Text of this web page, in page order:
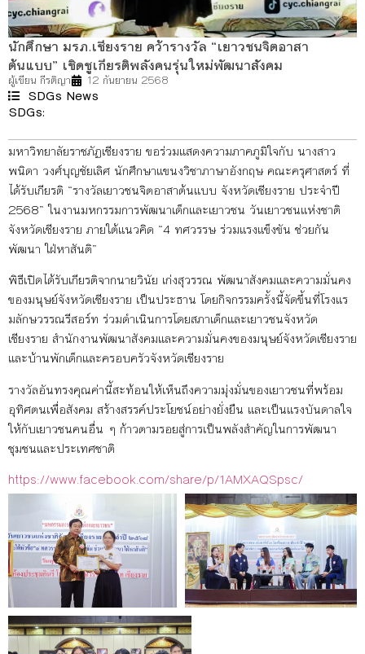
นักศึกษา มรภ.เชียงราย คว้ารางวัล “เยาวชนจิตอาสา
ต้นแบบ” เชิดชูเกียรติพลังคนรุ่นใหม่พัฒนาสังคม
ผู้เขียน กีรติญา 12 กันยายน 2568
SDGs News
SDGs:
มหาวิทยาลัยราชภัฏเชียงราย ขอร่วมแสดงความภาคภูมิใจกับ นางสาว
พนิดา วงศ์บุญชัยเลิศ นักศึกษาแขนงวิชาภาษาอังกฤษ คณะครุศาสตร์ ที่
ได้รับเกียรติ “รางวัลเยาวชนจิตอาสาต้นแบบ จังหวัดเชียงราย ประจำปี
2568” ในงานมหกรรมการพัฒนาเด็กและเยาวชน วันเยาวชนแห่งชาติ
จังหวัดเชียงราย ภายใต้แนวคิด “4 ทศวรรษ ร่วมแรงแข็งขัน ช่วยกัน
พัฒนา ใฝ่หาสันติ”
พิธีเปิดได้รับเกียรติจากนายวินัย เก่งสุวรรณ พัฒนาสังคมและความมั่นคง
ของมนุษย์จังหวัดเชียงราย เป็นประธาน โดยกิจกรรมครั้งนี้จัดขึ้นที่โรงแร
มลักษวรรณรีสอร์ท ร่วมดำเนินการโดยสภาเด็กและเยาวชนจังหวัด
เชียงราย สำนักงานพัฒนาสังคมและความมั่นคงของมนุษย์จังหวัดเชียงราย
และบ้านพักเด็กและครอบครัวจังหวัดเชียงราย
รางวัลอันทรงคุณค่านี้สะท้อนให้เห็นถึงความมุ่งมั่นของเยาวชนที่พร้อม
อุทิศตนเพื่อสังคม สร้างสรรค์ประโยชน์อย่างยั่งยืน และเป็นแรงบันดาลใจ
ให้กับเยาวชนคนอื่น ๆ ก้าวตามรอยสู่การเป็นพลังสำคัญในการพัฒนา
ชุมชนและประเทศชาติ
https://www.facebook.com/share/p/1AMXAQSpsc/